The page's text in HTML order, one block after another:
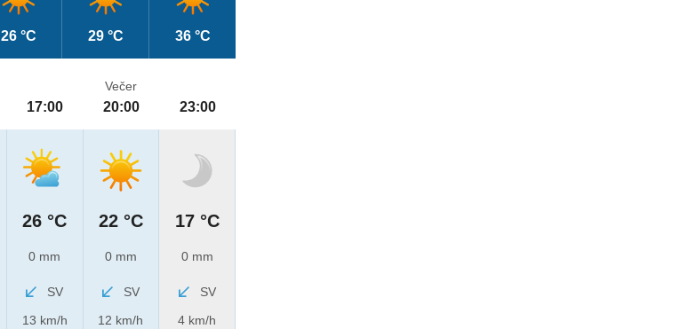
26 °C 29 °C 36 °C
17:00
26 °C
0 mm
SV
13 km/h
Večer
20:00
22 °C
0 mm
SV
12 km/h
23:00
17 °C
0 mm
SV
4 km/h